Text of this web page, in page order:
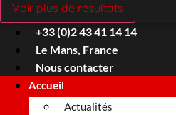
Voir plus de résultats
+33 (0)2 43 41 14 14
Le Mans, France
Nous contacter
Accueil
Actualités